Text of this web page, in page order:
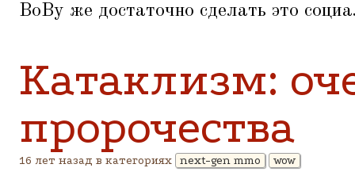
ВоВу же достаточно сделать это
Катаклизм:
пророчества
16 лет назад в категориях next-gen mmo wow